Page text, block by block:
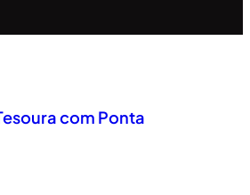
com Ponta